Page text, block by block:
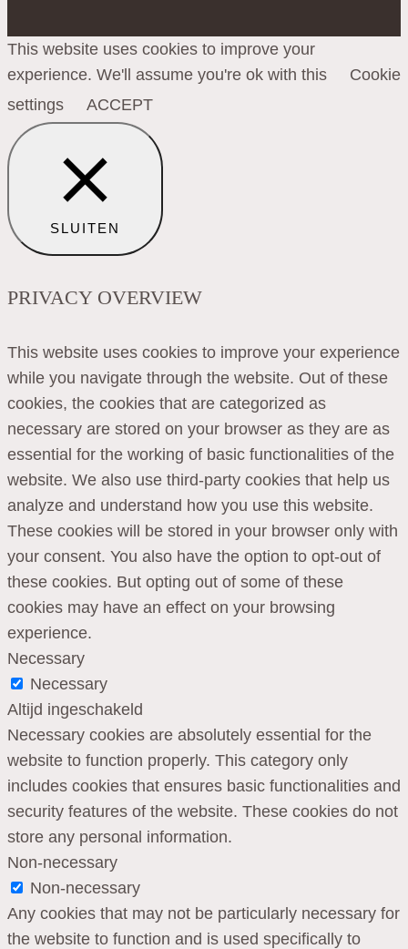
This website uses cookies to improve your
experience. We'll assume you're ok with this
Cookie
settings
ACCEPT
SLUITEN
PRIVACY OVERVIEW
This website uses cookies to improve your experience
while you navigate through the website. Out of these
cookies, the cookies that are categorized as
necessary are stored on your browser as they are as
essential for the working of basic functionalities of the
website. We also use third-party cookies that help us
analyze and understand how you use this website.
These cookies will be stored in your browser only with
your consent. You also have the option to opt-out of
these cookies. But opting out of some of these
cookies may have an effect on your browsing
experience.
Necessary
Necessary
Altijd ingeschakeld
Necessary cookies are absolutely essential for the
website to function properly. This category only
includes cookies that ensures basic functionalities and
security features of the website. These cookies do not
store any personal information.
Non-necessary
Non-necessary
Any cookies that may not be particularly necessary for
the website to function and is used specifically to